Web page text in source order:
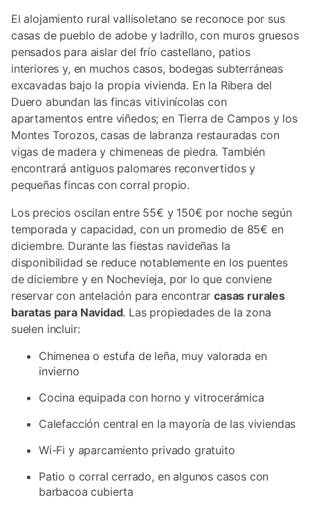
El alojamiento rural vallisoletano se reconoce por sus
casas de pueblo de adobe y ladrillo, con muros gruesos
pensados para aislar del frío castellano, patios
interiores y, en muchos casos, bodegas subterráneas
excavadas bajo la propia vivienda. En la Ribera del
Duero abundan las fincas vitivinícolas con
apartamentos entre viñedos; en Tierra de Campos y los
Montes Torozos, casas de labranza restauradas con
vigas de madera y chimeneas de piedra. También
encontrará antiguos palomares reconvertidos y
pequeñas fincas con corral propio.
Los precios oscilan entre 55€ y 150€ por noche según
temporada y capacidad, con un promedio de 85€ en
diciembre. Durante las fiestas navideñas la
disponibilidad se reduce notablemente en los puentes
de diciembre y en Nochevieja, por lo que conviene
reservar con antelación para encontrarcasas rurales
baratas para Navidad. Las propiedades de la zona
suelen incluir:
Chimenea o estufa de leña, muy valorada en
invierno
Cocina equipada con horno y vitrocerámica
Calefacción central en la mayoría de las viviendas
Wi-Fi y aparcamiento privado gratuito
Patio o corral cerrado, en algunos casos con
barbacoa cubierta